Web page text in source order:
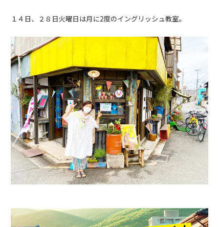
１４日、２８日火曜日は月に2度のイングリッシュ教室。